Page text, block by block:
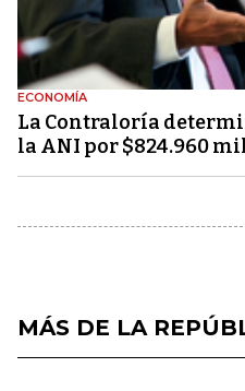
ECONOMÍA
La Contraloría
la ANI por $824.960
MÁS DE LA